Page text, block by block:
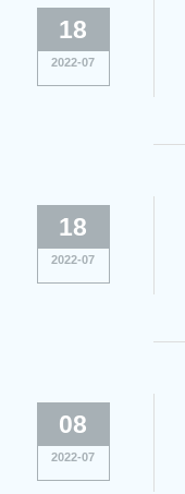
18
2022-07
18
2022-07
08
2022-07